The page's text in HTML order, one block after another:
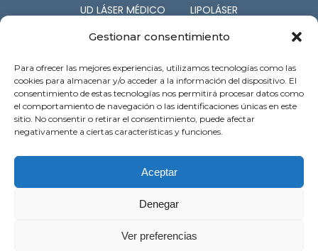
Gestionar consentimiento
Para ofrecer las mejores experiencias, utilizamos tecnologías como las
cookies para almacenar y/o acceder a la información del dispositivo. El
consentimiento de estas tecnologías nos permitirá procesar datos como
el comportamiento de navegación o las identificaciones únicas en este
sitio. No consentir o retirar el consentimiento, puede afectar
negativamente a ciertas características y funciones.
Aceptar
Denegar
Ver preferencias
UD LÁSER MÉDICO
LIPOLÁSER
CIRUGÍA ESTÉTICA
COSMETOLOGÍA
SERV. ASOCIADOS
c/ Barón de Pinopar 12-1º. Palma de
Mallorca
Preguntas Frecuentes